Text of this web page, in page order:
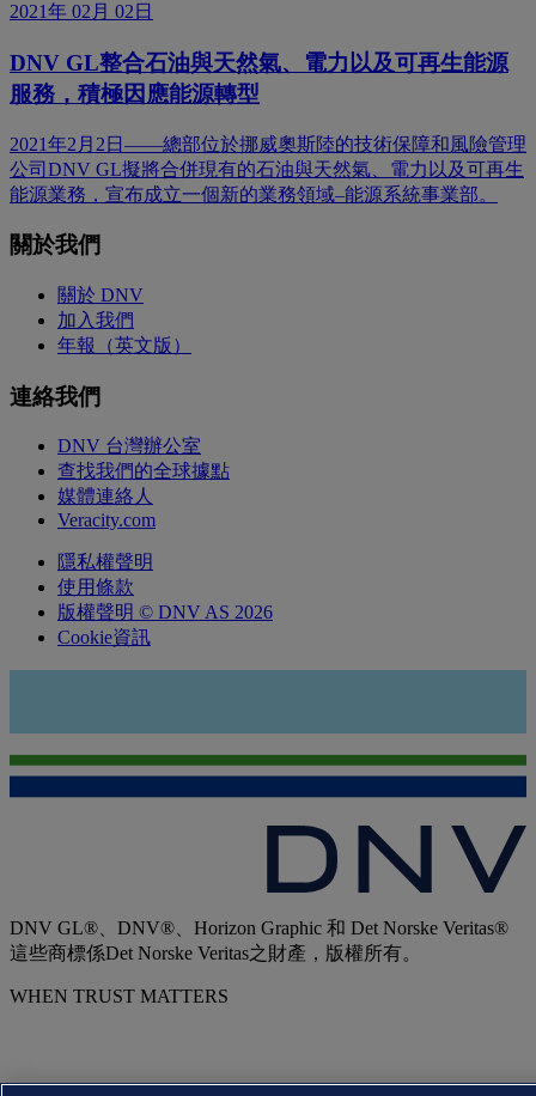
2021年 02月 02日
DNV GL整合石油與天然氣、電力以及可再生能源
服務，積極因應能源轉型
2021年2月2日——總部位於挪威奧斯陸的技術保障和風險管理
公司DNV GL擬將合併現有的石油與天然氣、電力以及可再生
能源業務，宣布成立一個新的業務領域–能源系統事業部。
關於我們
關於 DNV
加入我們
年報（英文版）
連絡我們
DNV 台灣辦公室
查找我們的全球據點
媒體連絡人
Veracity.com
隱私權聲明
使用條款
版權聲明 © DNV AS 2026
Cookie資訊
DNV GL®、DNV®、Horizon Graphic 和 Det Norske Veritas®
這些商標係Det Norske Veritas之財產，版權所有。
WHEN TRUST MATTERS